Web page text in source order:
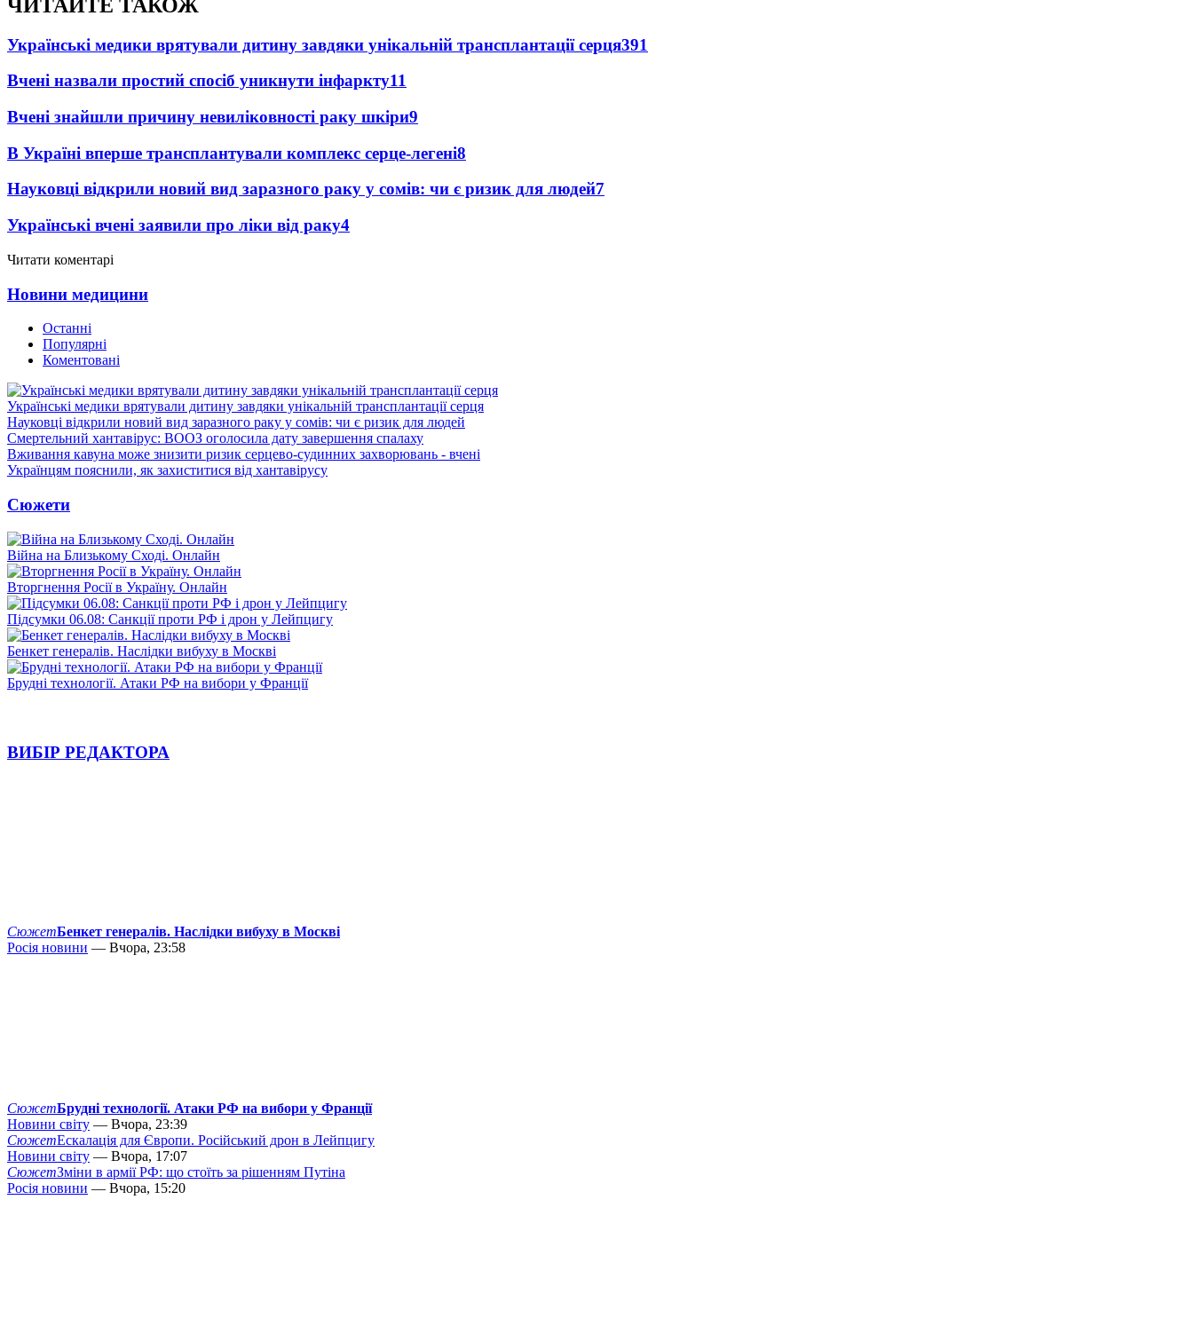
ЧИТАЙТЕ ТАКОЖ
Українські медики врятували дитину завдяки унікальній трансплантації серця391
Вчені назвали простий спосіб уникнути інфаркту11
Вчені знайшли причину невиліковності раку шкіри9
В Україні вперше трансплантували комплекс серце-легені8
Науковці відкрили новий вид заразного раку у сомів: чи є ризик для людей7
Українські вчені заявили про ліки від раку4
Читати коментарі
Новини медицини
Останні
Популярні
Коментовані
Українські медики врятували дитину завдяки унікальній трансплантації серця
Науковці відкрили новий вид заразного раку у сомів: чи є ризик для людей
Смертельний хантавірус: ВООЗ оголосила дату завершення спалаху
Вживання кавуна може знизити ризик серцево-судинних захворювань - вчені
Українцям пояснили, як захиститися від хантавірусу
Сюжети
Війна на Близькому Сході. Онлайн
Вторгнення Росії в Україну. Онлайн
Підсумки 06.08: Санкції проти РФ і дрон у Лейпцигу
Бенкет генералів. Наслідки вибуху в Москві
Брудні технології. Атаки РФ на вибори у Франції
ВИБІР РЕДАКТОРА
СюжетБенкет генералів. Наслідки вибуху в Москві
Росія новини — Вчора, 23:58
СюжетБрудні технології. Атаки РФ на вибори у Франції
Новини світу — Вчора, 23:39
СюжетЕскалація для Європи. Російський дрон в Лейпцигу
Новини світу — Вчора, 17:07
СюжетЗміни в армії РФ: що стоїть за рішенням Путіна
Росія новини — Вчора, 15:20